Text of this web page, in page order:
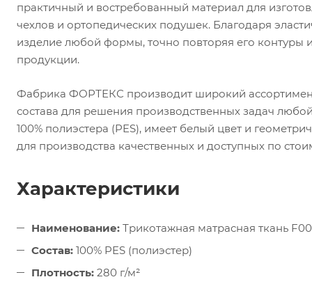
практичный и востребованный материал для
чехлов и ортопедических подушек. Благодаря
изделие любой формы, точно повторяя его контуры
продукции.
Фабрика ФОРТЕКС производит широкий
состава для решения производственных задач
100% полиэстера (PES), имеет белый цвет и
для производства качественных и доступных по
Характеристики
Наименование: Трикотажная матрасная ткань
Состав: 100% PES (полиэстер)
Плотность: 280 г/м²